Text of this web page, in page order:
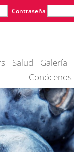
Contraseña
Salud Galería
Conócenos